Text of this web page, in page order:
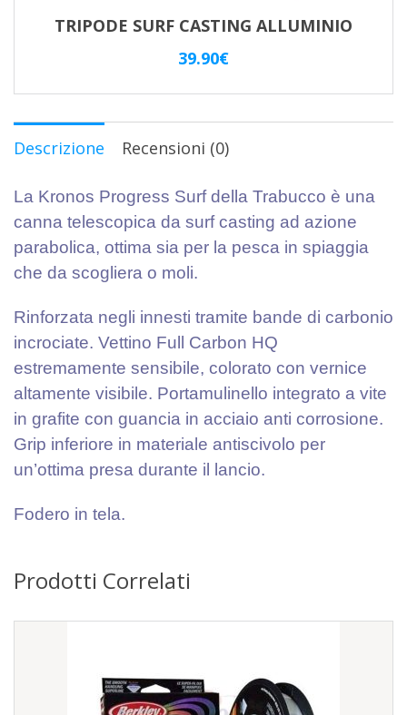
TRIPODE SURF CASTING ALLUMINIO
39.90€
Descrizione Recensioni (0)
La Kronos Progress Surf della Trabucco è una
canna telescopica da surf casting ad azione
parabolica, ottima sia per la pesca in spiaggia
che da scogliera o moli.
Rinforzata negli innesti tramite bande di carbonio
incrociate. Vettino Full Carbon HQ
estremamente sensibile, colorato con vernice
altamente visibile. Portamulinello integrato a vite
in grafite con guancia in acciaio anti corrosione.
Grip inferiore in materiale antiscivolo per
un’ottima presa durante il lancio.
Fodero in tela.
Prodotti Correlati